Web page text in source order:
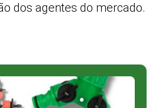
dos agentes do mercado.